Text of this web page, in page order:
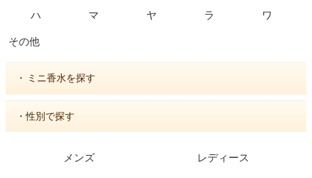
ハ マ ヤ ラ ワ
その他
・ ミニ香水を探す
・性別で探す
メンズ レディース